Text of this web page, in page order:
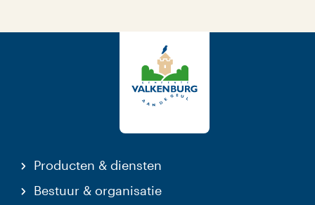
Producten & diensten
Bestuur & organisatie